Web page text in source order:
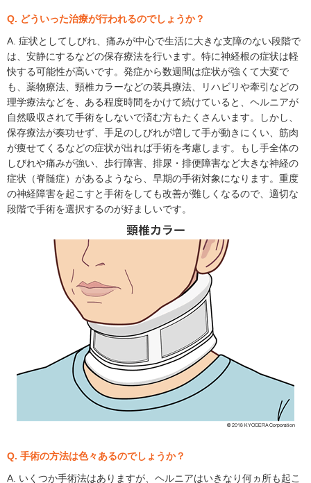
Q. どういった治療が行われるのでしょうか？
A. 症状としてしびれ、痛みが中心で生活に大きな支障のない段階で
は、安静にするなどの保存療法を行います。特に神経根の症状は軽
快する可能性が高いです。発症から数週間は症状が強くて大変で
も、薬物療法、頸椎カラーなどの装具療法、リハビリや牽引などの
理学療法などを、ある程度時間をかけて続けていると、ヘルニアが
自然吸収されて手術をしないで済む方もたくさんいます。しかし、
保存療法が奏功せず、手足のしびれが増して手が動きにくい、筋肉
が痩せてくるなどの症状が出れば手術を考慮します。もし手全体の
しびれや痛みが強い、歩行障害、排尿・排便障害など大きな神経の
症状（脊髄症）があるようなら、早期の手術対象になります。重度
の神経障害を起こすと手術をしても改善が難しくなるので、適切な
段階で手術を選択するのが好ましいです。
Q. 手術の方法は色々あるのでしょうか？
A. いくつか手術法はありますが、ヘルニアはいきなり何ヵ所も起こ